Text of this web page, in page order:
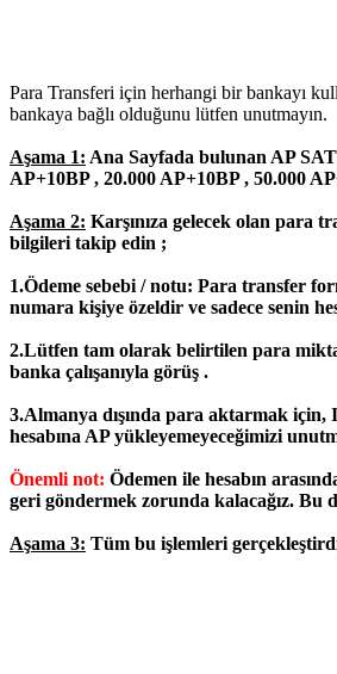
Para Transferi için herhangi bir bankayı
bankaya bağlı olduğunu lütfen unutmayın.
Aşama 1: Ana Sayfada bulunan AP
AP+10BP , 20.000 AP+10BP , 50.000
Aşama 2: Karşınıza gelecek olan para
bilgileri takip edin ;
1.Ödeme sebebi / notu: Para transfer
numara kişiye özeldir ve sadece senin
2.Lütfen tam olarak belirtilen para
banka çalışanıyla görüş .
3.Almanya dışında para aktarmak için,
hesabına AP yükleyemeyeceğimizi
Önemli not: Ödemen ile hesabın
geri göndermek zorunda kalacağız. Bu
Aşama 3: Tüm bu işlemleri